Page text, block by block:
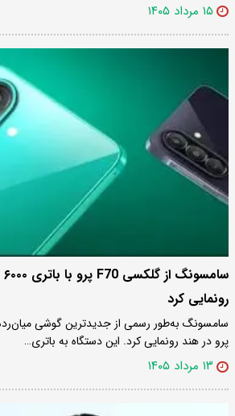
۱۵ مرداد ۱۴۰۵
رونمایی کرد
پرو در هند رونمایی کرد. این دستگاه به باتری…
۱۳ مرداد ۱۴۰۵